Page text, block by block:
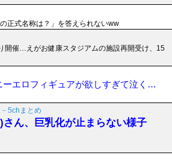
正式名称は？」を答えられないww
開催…えがお健康スタジアムの施設再開受け、15
ーエロフィギュアが欲しすぎて泣く…
5chまとめ
さん、巨乳化が止まらない様子